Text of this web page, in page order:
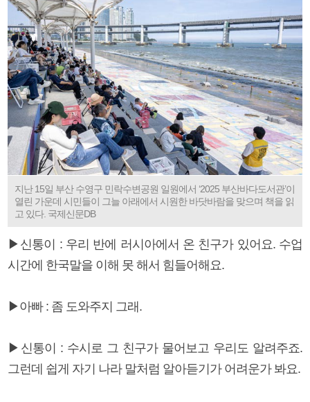
지난 15일 부산 수영구 민락수변공원 일원에서 ‘2025 부산바다도서관’이
열린 가운데 시민들이 그늘 아래에서 시원한 바닷바람을 맞으며 책을 읽
고 있다. 국제신문DB
▶신통이 : 우리 반에 러시아에서 온 친구가 있어요. 수업
시간에 한국말을 이해 못 해서 힘들어해요.
▶아빠 : 좀 도와주지 그래.
▶신통이 : 수시로 그 친구가 물어보고 우리도 알려주죠.
그런데 쉽게 자기 나라 말처럼 알아듣기가 어려운가 봐요.